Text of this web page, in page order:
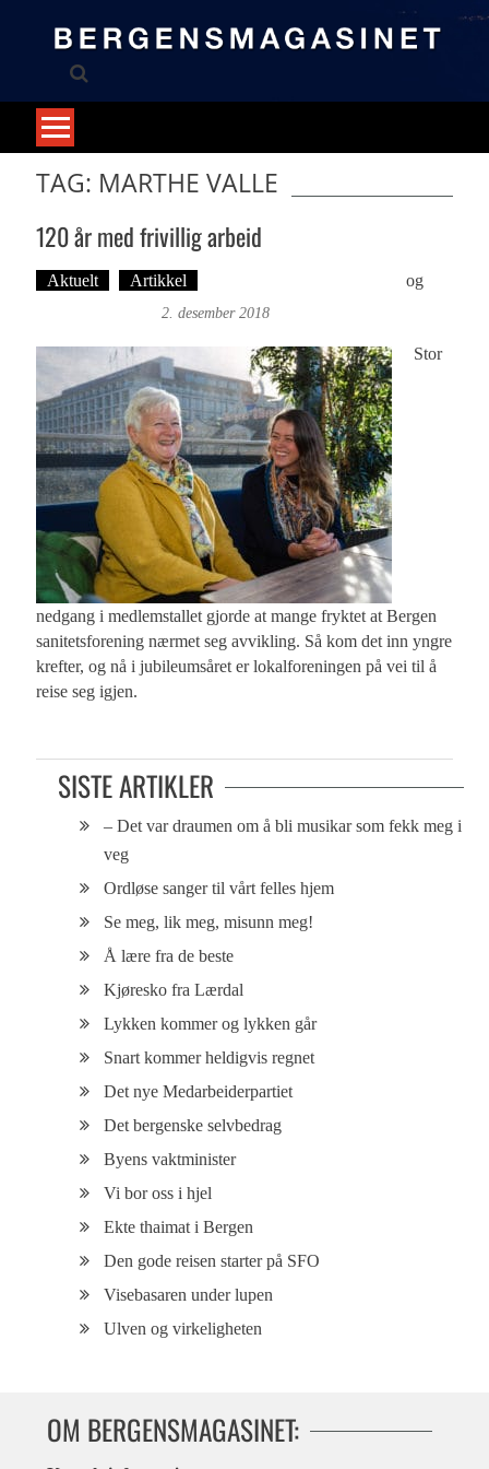
TAG: MARTHE VALLE
120 år med frivillig arbeid
Aktuelt Artikkel
og
2. desember 2018
Stor
nedgang i medlemstallet gjorde at mange fryktet at Bergen
sanitetsforening nærmet seg avvikling. Så kom det inn yngre
krefter, og nå i jubileumsåret er lokalforeningen på vei til å
reise seg igjen.
SISTE ARTIKLER
– Det var draumen om å bli musikar som fekk meg i
veg
Ordløse sanger til vårt felles hjem
Se meg, lik meg, misunn meg!
Å lære fra de beste
Kjøresko fra Lærdal
Lykken kommer og lykken går
Snart kommer heldigvis regnet
Det nye Medarbeiderpartiet
Det bergenske selvbedrag
Byens vaktminister
Vi bor oss i hjel
Ekte thaimat i Bergen
Den gode reisen starter på SFO
Visebasaren under lupen
Ulven og virkeligheten
OM BERGENSMAGASINET: